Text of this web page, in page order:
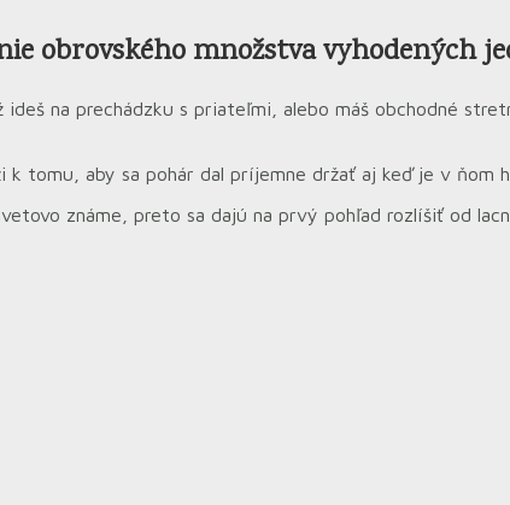
obrovského množstva vyhodených
na prechádzku s priateľmi, alebo máš obchodné
k tomu, aby sa pohár dal príjemne držať aj keď je v ňom
známe, preto sa dajú na prvý pohľad rozlíšiť od